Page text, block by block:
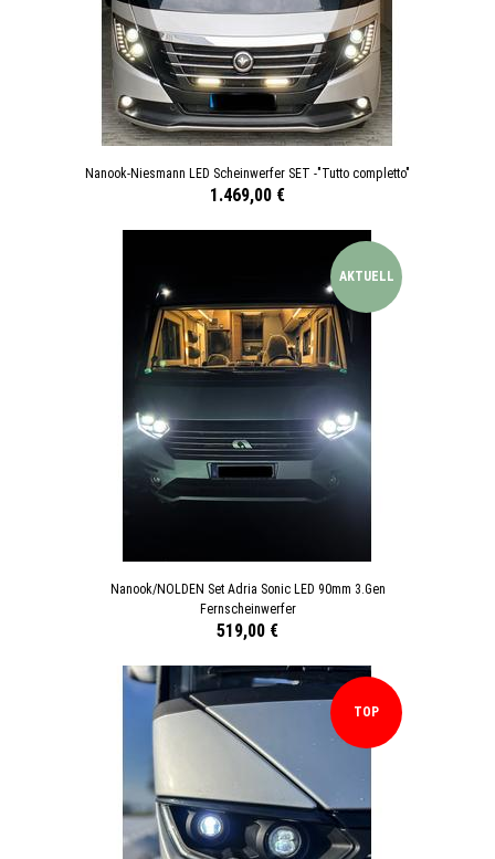
Nanook-Niesmann LED Scheinwerfer SET -"Tutto completto"
1.469,00 €
AKTUELL
Nanook/NOLDEN Set Adria Sonic LED 90mm 3.Gen
Fernscheinwerfer
519,00 €
TOP